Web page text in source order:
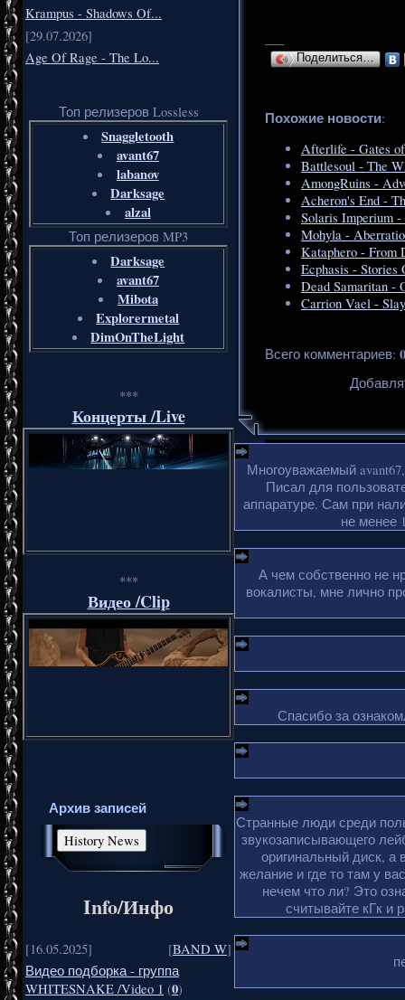
Krampus - Shadows Of...
[29.07.2026]
Age Of Rage - The Lo...
Топ релизеров Lossless
Snaggletooth
avant67
labanov
Darksage
alzal
Топ релизеров MP3
Darksage
avant67
Mibota
Explorermetal
DimOnTheLight
***
Концерты /Live
***
Видео /Clip
Архив записей
Info/Инфо
[16.05.2025] [BAND W]
Видео подборка - группа
WHITESNAKE /Video 1 (0)
Поделиться…
Похожие новости:
Afterlife - Gates
Battlesoul - The
AmongRuins -
Acheron's End -
Solaris Imperium
Mohyla -
Kataphero - From
Ecphasis - Stories
Dead Samaritan -
Carrion Vael -
Всего комментариев: 0
Многоуважаемый
Писал для
аппаратуре. Сам при
не менее
А чем собственно не
вокалисты, мне лично
Спасибо за
Странные люди среди
звукозаписывающего
оригинальный диск, а
желание и где то там у
нечем что ли? Это
считывайте кГк и